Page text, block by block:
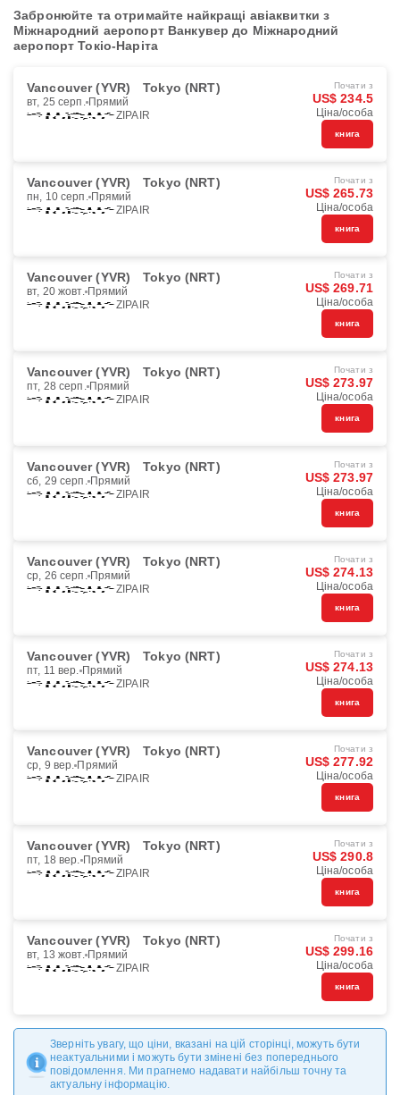
Забронюйте та отримайте найкращі авіаквитки з
Міжнародний аеропорт Ванкувер до Міжнародний
аеропорт Токіо-Наріта
Vancouver (YVR) Tokyo (NRT)
вт, 25 серп. Прямий
ZIPAIR
Почати з
US$ 234.5
Ціна/особа
книга
Vancouver (YVR) Tokyo (NRT)
пн, 10 серп. Прямий
ZIPAIR
Почати з
US$ 265.73
Ціна/особа
книга
Vancouver (YVR) Tokyo (NRT)
вт, 20 жовт. Прямий
ZIPAIR
Почати з
US$ 269.71
Ціна/особа
книга
Vancouver (YVR) Tokyo (NRT)
пт, 28 серп. Прямий
ZIPAIR
Почати з
US$ 273.97
Ціна/особа
книга
Vancouver (YVR) Tokyo (NRT)
сб, 29 серп. Прямий
ZIPAIR
Почати з
US$ 273.97
Ціна/особа
книга
Vancouver (YVR) Tokyo (NRT)
ср, 26 серп. Прямий
ZIPAIR
Почати з
US$ 274.13
Ціна/особа
книга
Vancouver (YVR) Tokyo (NRT)
пт, 11 вер. Прямий
ZIPAIR
Почати з
US$ 274.13
Ціна/особа
книга
Vancouver (YVR) Tokyo (NRT)
ср, 9 вер. Прямий
ZIPAIR
Почати з
US$ 277.92
Ціна/особа
книга
Vancouver (YVR) Tokyo (NRT)
пт, 18 вер. Прямий
ZIPAIR
Почати з
US$ 290.8
Ціна/особа
книга
Vancouver (YVR) Tokyo (NRT)
вт, 13 жовт. Прямий
ZIPAIR
Почати з
US$ 299.16
Ціна/особа
книга
Зверніть увагу, що ціни, вказані на цій сторінці, можуть бути
неактуальними і можуть бути змінені без попереднього
повідомлення. Ми прагнемо надавати найбільш точну та
актуальну інформацію.